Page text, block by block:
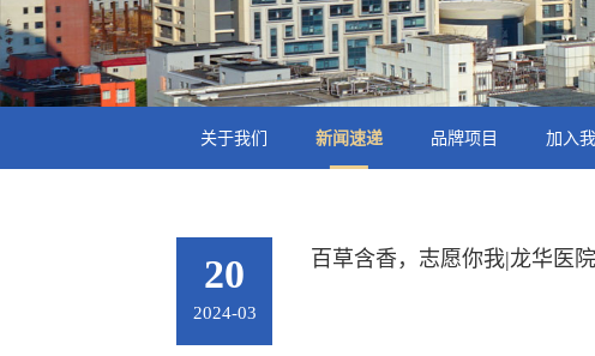
关于我们 新闻速递 品牌项目 加入
20
2024-03
百草含香，志愿你我|龙华医